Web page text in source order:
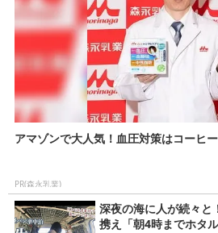
アマゾンで大人気！血圧対策はコーヒ
PR(森永乳業)
深夜の海に人が続々
携え「朝4時までホタ